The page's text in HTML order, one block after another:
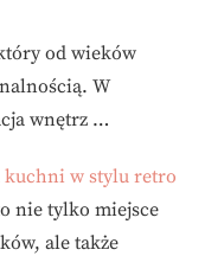
od wieków
W
wnętrz …
w stylu retro
nie tylko miejsce
ale także